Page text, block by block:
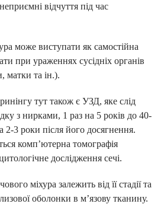
відчуття під час
може виступати як самостійна
при ураженнях сусідніх органів
матки та ін.).
тут також є УЗД, яке слід
з нирками, 1 раз на 5 років до 40-
2-3 роки після його досягнення.
комп’ютерна томографія
дослідження сечі.
міхура залежить від її стадії та
оболонки в м’язову тканину.
ДЕКЛАРАЦІЮ ОНЛАЙН